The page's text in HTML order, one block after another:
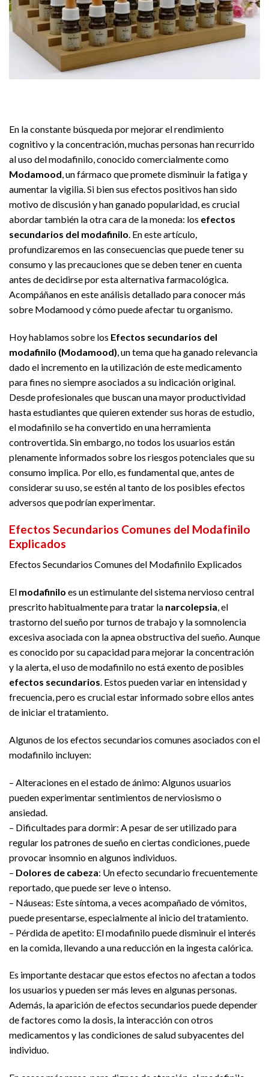
En la constante búsqueda por mejorar el rendimiento
cognitivo y la concentración, muchas personas han recurrido
al uso del modafinilo, conocido comercialmente como
Modamood, un fármaco que promete disminuir la fatiga y
aumentar la vigilia. Si bien sus efectos positivos han sido
motivo de discusión y han ganado popularidad, es crucial
abordar también la otra cara de la moneda: los efectos
secundarios del modafinilo. En este artículo,
profundizaremos en las consecuencias que puede tener su
consumo y las precauciones que se deben tener en cuenta
antes de decidirse por esta alternativa farmacológica.
Acompáñanos en este análisis detallado para conocer más
sobre Modamood y cómo puede afectar tu organismo.
Hoy hablamos sobre los Efectos secundarios del
modafinilo (Modamood), un tema que ha ganado relevancia
dado el incremento en la utilización de este medicamento
para fines no siempre asociados a su indicación original.
Desde profesionales que buscan una mayor productividad
hasta estudiantes que quieren extender sus horas de estudio,
el modafinilo se ha convertido en una herramienta
controvertida. Sin embargo, no todos los usuarios están
plenamente informados sobre los riesgos potenciales que su
consumo implica. Por ello, es fundamental que, antes de
considerar su uso, se estén al tanto de los posibles efectos
adversos que podrían experimentar.
Efectos Secundarios Comunes del Modafinilo
Explicados
Efectos Secundarios Comunes del Modafinilo Explicados
El modafinilo es un estimulante del sistema nervioso central
prescrito habitualmente para tratar la narcolepsia, el
trastorno del sueño por turnos de trabajo y la somnolencia
excesiva asociada con la apnea obstructiva del sueño. Aunque
es conocido por su capacidad para mejorar la concentración
y la alerta, el uso de modafinilo no está exento de posibles
efectos secundarios. Estos pueden variar en intensidad y
frecuencia, pero es crucial estar informado sobre ellos antes
de iniciar el tratamiento.
Algunos de los efectos secundarios comunes asociados con el
modafinilo incluyen:
– Alteraciones en el estado de ánimo: Algunos usuarios
pueden experimentar sentimientos de nerviosismo o
ansiedad.
– Dificultades para dormir: A pesar de ser utilizado para
regular los patrones de sueño en ciertas condiciones, puede
provocar insomnio en algunos individuos.
– Dolores de cabeza: Un efecto secundario frecuentemente
reportado, que puede ser leve o intenso.
– Náuseas: Este síntoma, a veces acompañado de vómitos,
puede presentarse, especialmente al inicio del tratamiento.
– Pérdida de apetito: El modafinilo puede disminuir el interés
en la comida, llevando a una reducción en la ingesta calórica.
Es importante destacar que estos efectos no afectan a todos
los usuarios y pueden ser más leves en algunas personas.
Además, la aparición de efectos secundarios puede depender
de factores como la dosis, la interacción con otros
medicamentos y las condiciones de salud subyacentes del
individuo.